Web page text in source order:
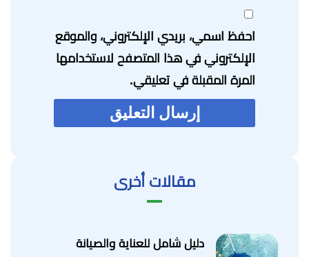
احفظ اسمي، بريدي الإلكتروني، والموقع
الإلكتروني في هذا المتصفح لاستخدامها
المرة المقبلة في تعليقي.
مقالات أخرى
دليل شامل للعناية والصيانة